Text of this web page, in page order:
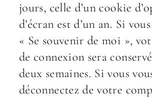
jours, celle d’un cookie
d’écran est d’un an. Si
« Se souvenir de moi »,
de connexion sera
deux semaines. Si vous
déconnectez de votre